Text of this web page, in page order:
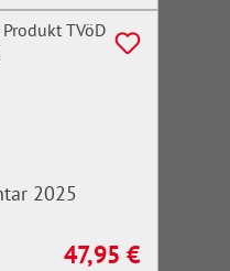
2025
Regulärer Preis:
47,95 €